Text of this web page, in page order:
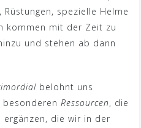
spezielle Helme
kommen mit der Zeit zu
und stehen ab dann
belohnt uns
Ressourcen, die
ergänzen, die wir in der